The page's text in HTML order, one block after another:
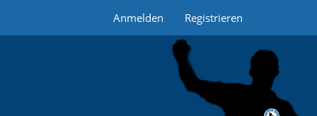
Anmelden Registrieren